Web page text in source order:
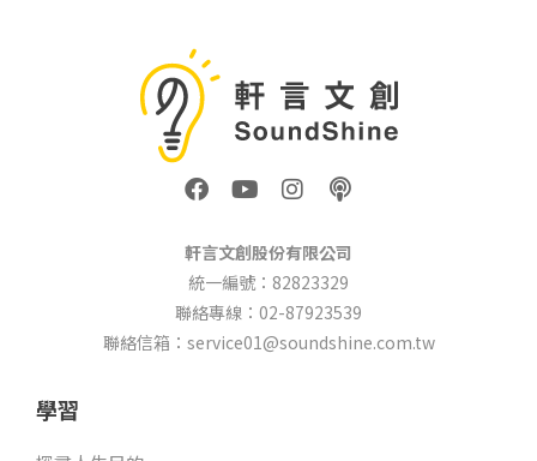
F
a
e
b
o
o
k
Y
o
t
u
b
e
I
n
t
a
g
r
a
P
o
c
a
s
t
軒言文創股份有限公司
統一編號：82823329
聯絡專線：02-87923539
聯絡信箱：service01@soundshine.com.tw
學習